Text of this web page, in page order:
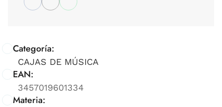
Categoría:
CAJAS DE MÚSICA
EAN:
3457019601334
Materia: